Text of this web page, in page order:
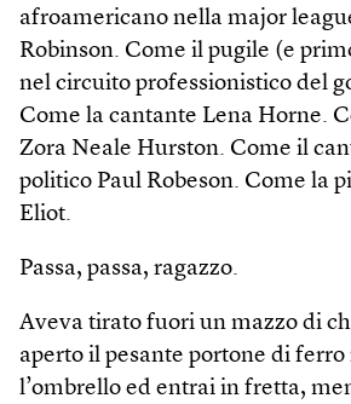
afroamericano nella major
Robinson. Come il pugile (e
nel circuito professionistico del
Come la cantante Lena Horne.
Zora Neale Hurston. Come il
politico Paul Robeson. Come la
Eliot.
Passa, passa, ragazzo.
Aveva tirato fuori un mazzo di
aperto il pesante portone di
l’ombrello ed entrai in fretta,